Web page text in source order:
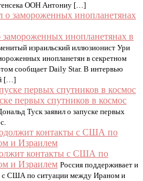
ООН Антониу […]
замороженных инопланетянах в
израильский иллюзионист Ури
инопланетян в секретном
сообщает Daily Star. В интервью
[…]
первых спутников в космос
Туск заявил о запуске первых
контакты с США по
и Израилем Россия поддерживает и
с США по ситуации между Ираном и